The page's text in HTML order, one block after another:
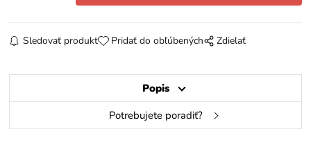
Sledovať produkt Pridať do obľúbených Zdielať
Popis
Potrebujete poradiť?